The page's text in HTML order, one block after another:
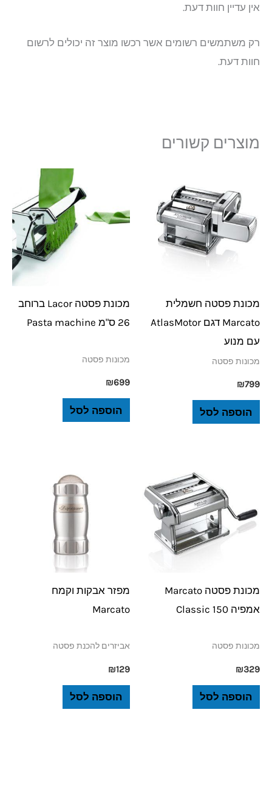
אין עדיין חוות דעת.
רק משתמשים רשומים אשר רכשו מוצר זה יכולים לרשום
חוות דעת.
מוצרים קשורים
מכונת פסטה חשמלית
Marcato דגם AtlasMotor
עם מנוע
מכונות פסטה
₪799
הוספה לסל
מכונת פסטה Lacor ברוחב
26 ס"מ Pasta machine
מכונות פסטה
₪699
הוספה לסל
מכונת פסטה Marcato
אמפיה 150 Classic
מכונות פסטה
₪329
הוספה לסל
מפזר אבקות וקמח
Marcato
אביזרים להכנת פסטה
₪129
הוספה לסל